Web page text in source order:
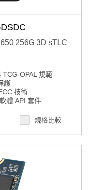
256G 3D sTLC
TCG-OPAL 規範
護
技術
體 API 套件
決方案
規格比較